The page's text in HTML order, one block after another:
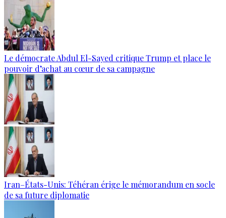
Le démocrate Abdul El-Sayed critique Trump et place le
pouvoir d’achat au cœur de sa campagne
Iran–États-Unis: Téhéran érige le mémorandum en socle
de sa future diplomatie